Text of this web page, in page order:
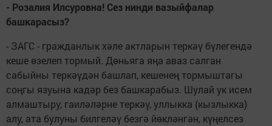
- Розалия Илсуровна! Сез нинди вазыйфалар
башкарасыз?
- ЗАГС - гражданлык хәле актларын теркәү бүлегендә
кеше өзелеп тормый. Дөньяга яңа аваз салган
сабыйны теркәүдән башлап, кешенең тормыштагы
соңгы язуына кадәр без башкарабыз. Шулай ук исем
алмаштыру, гаиләләрне теркәү, уллыкка (кызлыкка)
алу, ата булуны билгеләү безгә йөкләнгән, күңелсез